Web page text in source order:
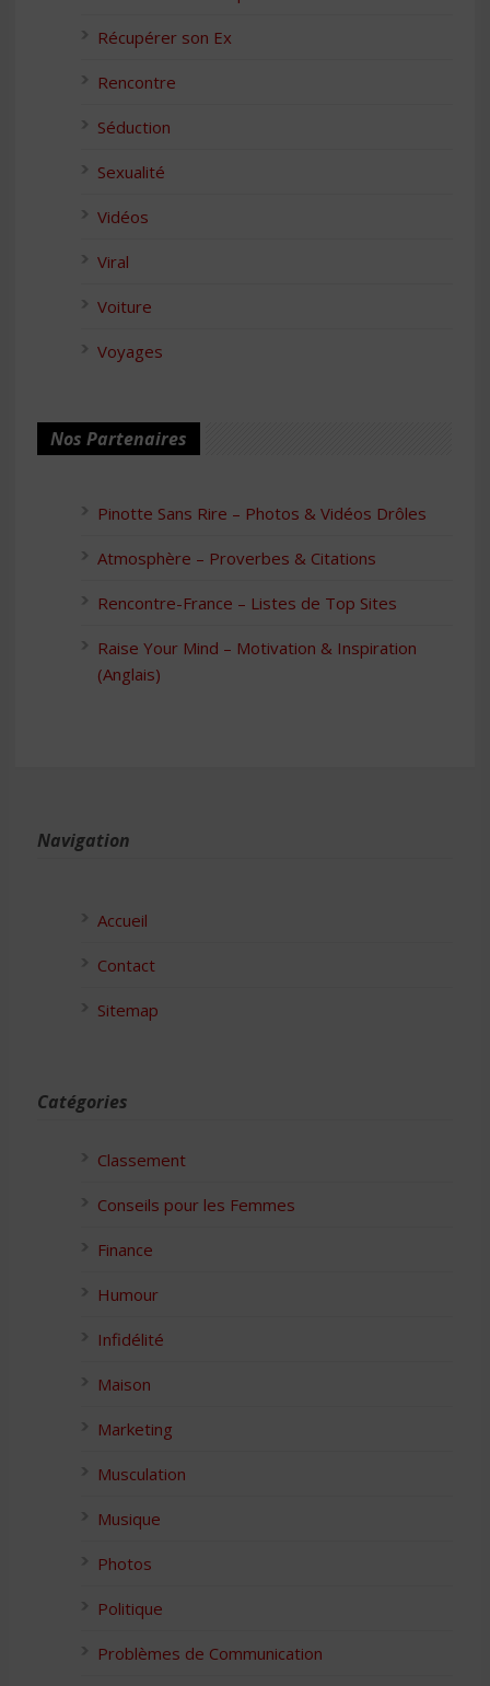
Récupérer son Ex
Rencontre
Séduction
Sexualité
Vidéos
Viral
Voiture
Voyages
Nos Partenaires
Pinotte Sans Rire – Photos & Vidéos Drôles
Atmosphère – Proverbes & Citations
Rencontre-France – Listes de Top Sites
Raise Your Mind – Motivation & Inspiration
(Anglais)
Navigation
Accueil
Contact
Sitemap
Catégories
Classement
Conseils pour les Femmes
Finance
Humour
Infidélité
Maison
Marketing
Musculation
Musique
Photos
Politique
Problèmes de Communication